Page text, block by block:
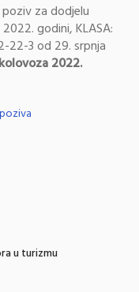
za dodjelu
godini, KLASA:
22-3 od 29. srpnja
2022.
u turizmu